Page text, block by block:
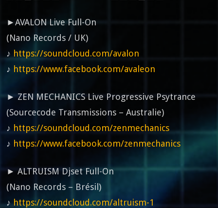
►AVALON Live Full-On
(Nano Records / UK)
♪ https://soundcloud.com/avalon
♪ https://www.facebook.com/avaleon
► ZEN MECHANICS Live Progressive Psytrance
(Sourcecode Transmissions – Australie)
♪ https://soundcloud.com/zenmechanics
♪ https://www.facebook.com/zenmechanics
► ALTRUISM Djset Full-On
(Nano Records – Brésil)
♪https://soundcloud.com/altruism-1